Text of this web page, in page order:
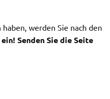
werden Sie nach den
Senden Sie die Seite